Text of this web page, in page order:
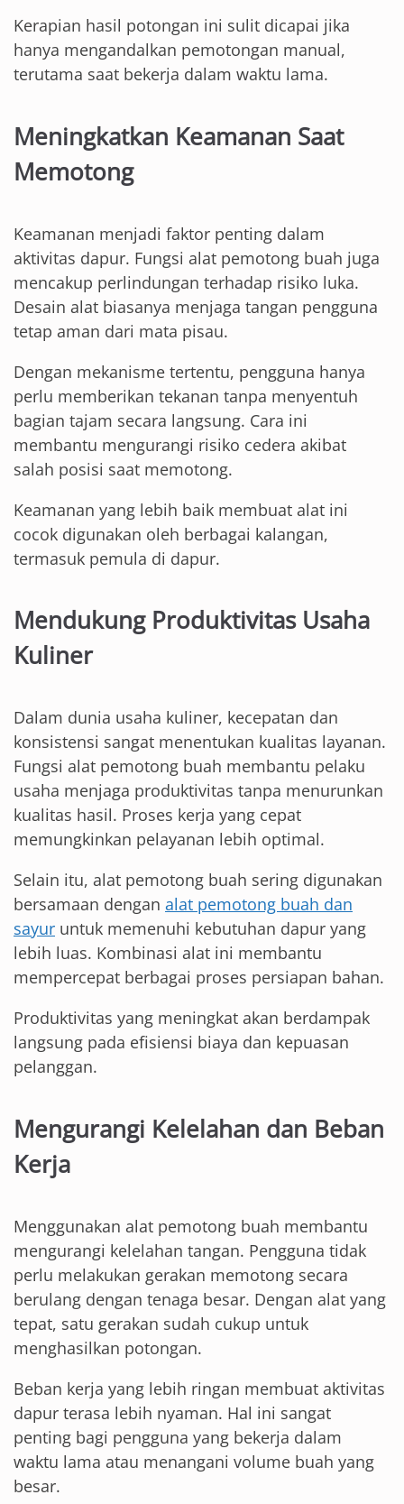
Kerapian hasil potongan ini sulit dicapai jika
hanya mengandalkan pemotongan manual,
terutama saat bekerja dalam waktu lama.
Meningkatkan Keamanan Saat
Memotong
Keamanan menjadi faktor penting dalam
aktivitas dapur. Fungsi alat pemotong buah juga
mencakup perlindungan terhadap risiko luka.
Desain alat biasanya menjaga tangan pengguna
tetap aman dari mata pisau.
Dengan mekanisme tertentu, pengguna hanya
perlu memberikan tekanan tanpa menyentuh
bagian tajam secara langsung. Cara ini
membantu mengurangi risiko cedera akibat
salah posisi saat memotong.
Keamanan yang lebih baik membuat alat ini
cocok digunakan oleh berbagai kalangan,
termasuk pemula di dapur.
Mendukung Produktivitas Usaha
Kuliner
Dalam dunia usaha kuliner, kecepatan dan
konsistensi sangat menentukan kualitas layanan.
Fungsi alat pemotong buah membantu pelaku
usaha menjaga produktivitas tanpa menurunkan
kualitas hasil. Proses kerja yang cepat
memungkinkan pelayanan lebih optimal.
Selain itu, alat pemotong buah sering digunakan
bersamaan dengan alat pemotong buah dan
sayur untuk memenuhi kebutuhan dapur yang
lebih luas. Kombinasi alat ini membantu
mempercepat berbagai proses persiapan bahan.
Produktivitas yang meningkat akan berdampak
langsung pada efisiensi biaya dan kepuasan
pelanggan.
Mengurangi Kelelahan dan Beban
Kerja
Menggunakan alat pemotong buah membantu
mengurangi kelelahan tangan. Pengguna tidak
perlu melakukan gerakan memotong secara
berulang dengan tenaga besar. Dengan alat yang
tepat, satu gerakan sudah cukup untuk
menghasilkan potongan.
Beban kerja yang lebih ringan membuat aktivitas
dapur terasa lebih nyaman. Hal ini sangat
penting bagi pengguna yang bekerja dalam
waktu lama atau menangani volume buah yang
besar.